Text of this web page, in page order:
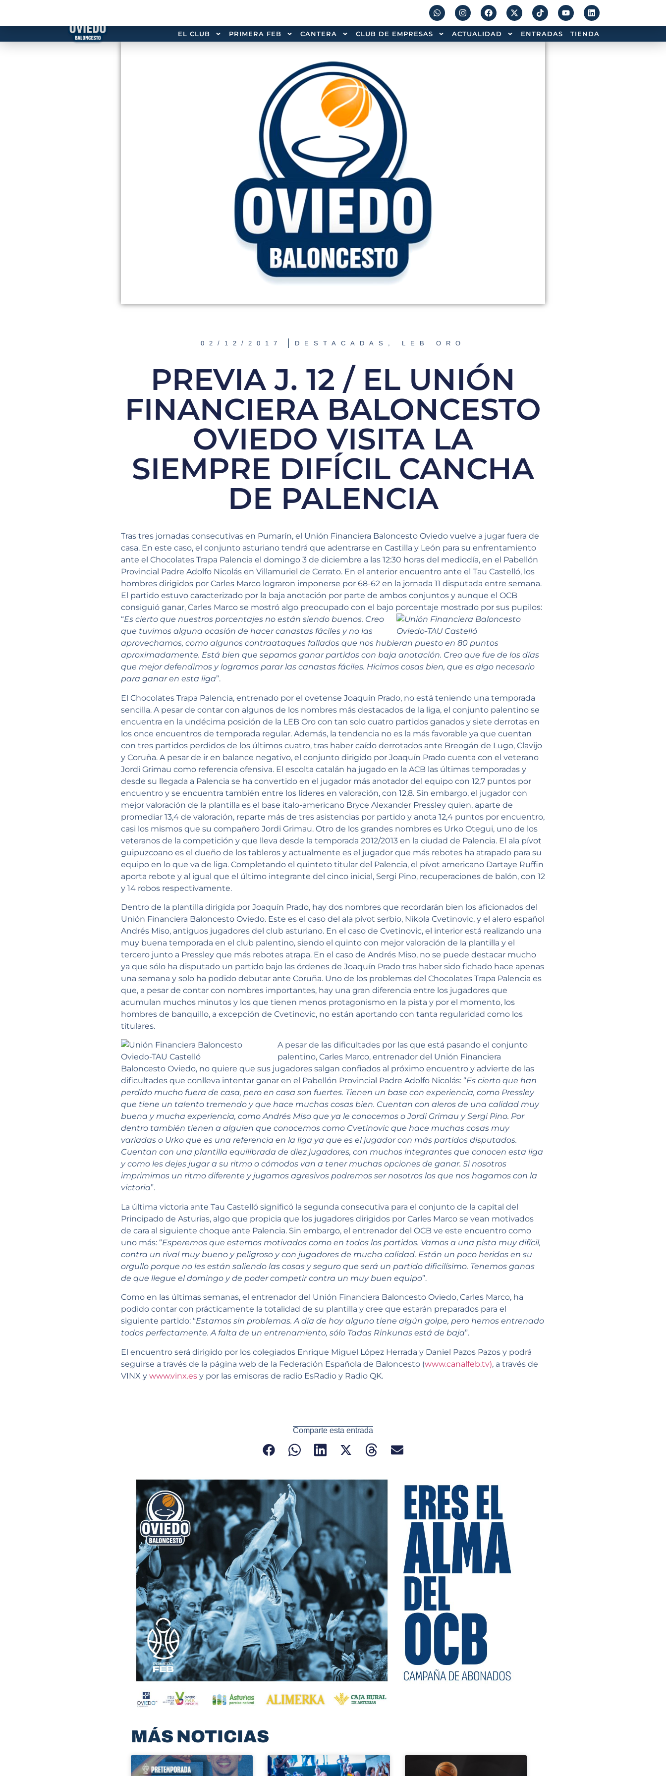
EL CLUB PRIMERA FEB CANTERA CLUB DE EMPRESAS ACTUALIDAD ENTRADAS TIENDA
02/12/2017 DESTACADAS , LEB ORO
PREVIA J. 12 / EL UNIÓN
FINANCIERA BALONCESTO
OVIEDO VISITA LA
SIEMPRE DIFÍCIL CANCHA
DE PALENCIA
Tras tres jornadas consecutivas en Pumarín, el Unión Financiera Baloncesto Oviedo vuelve a jugar fuera de
casa. En este caso, el conjunto asturiano tendrá que adentrarse en Castilla y León para su enfrentamiento
ante el Chocolates Trapa Palencia el domingo 3 de diciembre a las 12:30 horas del mediodía, en el Pabellón
Provincial Padre Adolfo Nicolás en Villamuriel de Cerrato. En el anterior encuentro ante el Tau Castelló, los
hombres dirigidos por Carles Marco lograron imponerse por 68-62 en la jornada 11 disputada entre semana.
El partido estuvo caracterizado por la baja anotación por parte de ambos conjuntos y aunque el OCB
consiguió ganar, Carles Marco se mostró algo preocupado con el bajo porcentaje mostrado por sus pupilos:
“Es cierto que nuestros porcentajes no están siendo buenos. Creo
que tuvimos alguna ocasión de hacer canastas fáciles y no las
aprovechamos, como algunos contraataques fallados que nos hubieran puesto en 80 puntos
aproximadamente. Está bien que sepamos ganar partidos con baja anotación. Creo que fue de los días
que mejor defendimos y logramos parar las canastas fáciles. Hicimos cosas bien, que es algo necesario
para ganar en esta liga”.
El Chocolates Trapa Palencia, entrenado por el ovetense Joaquín Prado, no está teniendo una temporada
sencilla. A pesar de contar con algunos de los nombres más destacados de la liga, el conjunto palentino se
encuentra en la undécima posición de la LEB Oro con tan solo cuatro partidos ganados y siete derrotas en
los once encuentros de temporada regular. Además, la tendencia no es la más favorable ya que cuentan
con tres partidos perdidos de los últimos cuatro, tras haber caído derrotados ante Breogán de Lugo, Clavijo
y Coruña. A pesar de ir en balance negativo, el conjunto dirigido por Joaquín Prado cuenta con el veterano
Jordi Grimau como referencia ofensiva. El escolta catalán ha jugado en la ACB las últimas temporadas y
desde su llegada a Palencia se ha convertido en el jugador más anotador del equipo con 12,7 puntos por
encuentro y se encuentra también entre los líderes en valoración, con 12,8. Sin embargo, el jugador con
mejor valoración de la plantilla es el base italo-americano Bryce Alexander Pressley quien, aparte de
promediar 13,4 de valoración, reparte más de tres asistencias por partido y anota 12,4 puntos por encuentro,
casi los mismos que su compañero Jordi Grimau. Otro de los grandes nombres es Urko Otegui, uno de los
veteranos de la competición y que lleva desde la temporada 2012/2013 en la ciudad de Palencia. El ala pívot
guipuzcoano es el dueño de los tableros y actualmente es el jugador que más rebotes ha atrapado para su
equipo en lo que va de liga. Completando el quinteto titular del Palencia, el pívot americano Dartaye Ruffin
aporta rebote y al igual que el último integrante del cinco inicial, Sergi Pino, recuperaciones de balón, con 12
y 14 robos respectivamente.
Dentro de la plantilla dirigida por Joaquín Prado, hay dos nombres que recordarán bien los aficionados del
Unión Financiera Baloncesto Oviedo. Este es el caso del ala pívot serbio, Nikola Cvetinovic, y el alero español
Andrés Miso, antiguos jugadores del club asturiano. En el caso de Cvetinovic, el interior está realizando una
muy buena temporada en el club palentino, siendo el quinto con mejor valoración de la plantilla y el
tercero junto a Pressley que más rebotes atrapa. En el caso de Andrés Miso, no se puede destacar mucho
ya que sólo ha disputado un partido bajo las órdenes de Joaquín Prado tras haber sido fichado hace apenas
una semana y solo ha podido debutar ante Coruña. Uno de los problemas del Chocolates Trapa Palencia es
que, a pesar de contar con nombres importantes, hay una gran diferencia entre los jugadores que
acumulan muchos minutos y los que tienen menos protagonismo en la pista y por el momento, los
hombres de banquillo, a excepción de Cvetinovic, no están aportando con tanta regularidad como los
titulares.
A pesar de las dificultades por las que está pasando el conjunto
palentino, Carles Marco, entrenador del Unión Financiera
Baloncesto Oviedo, no quiere que sus jugadores salgan confiados al próximo encuentro y advierte de las
dificultades que conlleva intentar ganar en el Pabellón Provincial Padre Adolfo Nicolás: “Es cierto que han
perdido mucho fuera de casa, pero en casa son fuertes. Tienen un base con experiencia, como Pressley
que tiene un talento tremendo y que hace muchas cosas bien. Cuentan con aleros de una calidad muy
buena y mucha experiencia, como Andrés Miso que ya le conocemos o Jordi Grimau y Sergi Pino. Por
dentro también tienen a alguien que conocemos como Cvetinovic que hace muchas cosas muy
variadas o Urko que es una referencia en la liga ya que es el jugador con más partidos disputados.
Cuentan con una plantilla equilibrada de diez jugadores, con muchos integrantes que conocen esta liga
y como les dejes jugar a su ritmo o cómodos van a tener muchas opciones de ganar. Si nosotros
imprimimos un ritmo diferente y jugamos agresivos podremos ser nosotros los que nos hagamos con la
victoria”.
La última victoria ante Tau Castelló significó la segunda consecutiva para el conjunto de la capital del
Principado de Asturias, algo que propicia que los jugadores dirigidos por Carles Marco se vean motivados
de cara al siguiente choque ante Palencia. Sin embargo, el entrenador del OCB ve este encuentro como
uno más: “Esperemos que estemos motivados como en todos los partidos. Vamos a una pista muy difícil,
contra un rival muy bueno y peligroso y con jugadores de mucha calidad. Están un poco heridos en su
orgullo porque no les están saliendo las cosas y seguro que será un partido dificilísimo. Tenemos ganas
de que llegue el domingo y de poder competir contra un muy buen equipo”.
Como en las últimas semanas, el entrenador del Unión Financiera Baloncesto Oviedo, Carles Marco, ha
podido contar con prácticamente la totalidad de su plantilla y cree que estarán preparados para el
siguiente partido: “Estamos sin problemas. A día de hoy alguno tiene algún golpe, pero hemos entrenado
todos perfectamente. A falta de un entrenamiento, sólo Tadas Rinkunas está de baja”.
El encuentro será dirigido por los colegiados Enrique Miguel López Herrada y Daniel Pazos Pazos y podrá
seguirse a través de la página web de la Federación Española de Baloncesto (www.canalfeb.tv), a través de
VINX y www.vinx.es y por las emisoras de radio EsRadio y Radio QK.
Comparte esta entrada
MÁS NOTICIAS